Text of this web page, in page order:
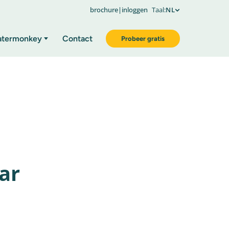
brochure| inloggen Taal:NL
Contact Probeer gratis